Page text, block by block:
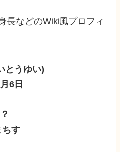
長などのWiki風プロフィ
とうゆい)
6日
ちす